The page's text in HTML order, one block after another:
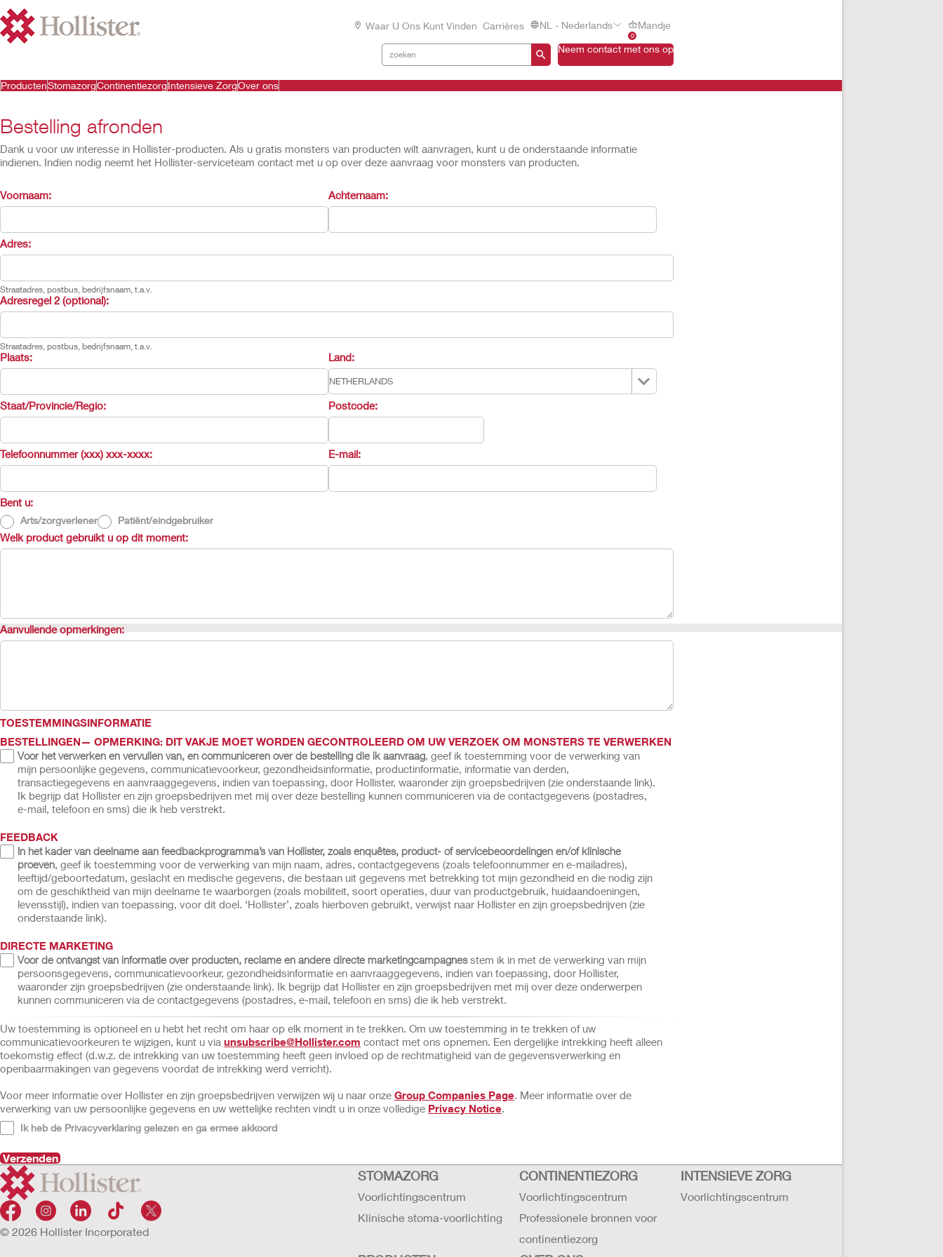
Waar U Ons Kunt Vinden Carrières NL - Nederlands
0
Mandje
Neem contact met ons op
ProductenStomazorgContinentiezorgIntensieve ZorgOver ons
Bestelling afronden
Dank u voor uw interesse in Hollister-producten. Als u gratis monsters van producten wilt aanvragen, kunt u de onderstaande informatie
indienen. Indien nodig neemt het Hollister-serviceteam contact met u op over deze aanvraag voor monsters van producten.
Voornaam: Achternaam:
Adres:
Straatadres, postbus, bedrijfsnaam, t.a.v.
Adresregel 2 (optional):
Straatadres, postbus, bedrijfsnaam, t.a.v.
Plaats: Land:
Staat/Provincie/Regio: Postcode:
Telefoonnummer (xxx) xxx-xxxx: E-mail:
Bent u:
Arts/zorgverlener Patiënt/eindgebruiker
Welk product gebruikt u op dit moment:
Aanvullende opmerkingen:
TOESTEMMINGSINFORMATIE
BESTELLINGEN— OPMERKING: DIT VAKJE MOET WORDEN GECONTROLEERD OM UW VERZOEK OM MONSTERS TE VERWERKEN
Voor het verwerken en vervullen van, en communiceren over de bestelling die ik aanvraag, geef ik toestemming voor de verwerking van
mijn persoonlijke gegevens, communicatievoorkeur, gezondheidsinformatie, productinformatie, informatie van derden,
transactiegegevens en aanvraaggegevens, indien van toepassing, door Hollister, waaronder zijn groepsbedrijven (zie onderstaande link).
Ik begrijp dat Hollister en zijn groepsbedrijven met mij over deze bestelling kunnen communiceren via de contactgegevens (postadres,
e-mail, telefoon en sms) die ik heb verstrekt.
FEEDBACK
In het kader van deelname aan feedbackprogramma’s van Hollister, zoals enquêtes, product- of servicebeoordelingen en/of klinische
proeven, geef ik toestemming voor de verwerking van mijn naam, adres, contactgegevens (zoals telefoonnummer en e-mailadres),
leeftijd/geboortedatum, geslacht en medische gegevens, die bestaan uit gegevens met betrekking tot mijn gezondheid en die nodig zijn
om de geschiktheid van mijn deelname te waarborgen (zoals mobiliteit, soort operaties, duur van productgebruik, huidaandoeningen,
levensstijl), indien van toepassing, voor dit doel. ‘Hollister’, zoals hierboven gebruikt, verwijst naar Hollister en zijn groepsbedrijven (zie
onderstaande link).
DIRECTE MARKETING
Voor de ontvangst van informatie over producten, reclame en andere directe marketingcampagnesstem ik in met de verwerking van mijn
persoonsgegevens, communicatievoorkeur, gezondheidsinformatie en aanvraaggegevens, indien van toepassing, door Hollister,
waaronder zijn groepsbedrijven (zie onderstaande link). Ik begrijp dat Hollister en zijn groepsbedrijven met mij over deze onderwerpen
kunnen communiceren via de contactgegevens (postadres, e-mail, telefoon en sms) die ik heb verstrekt.
Uw toestemming is optioneel en u hebt het recht om haar op elk moment in te trekken. Om uw toestemming in te trekken of uw
communicatievoorkeuren te wijzigen, kunt u via unsubscribe@Hollister.com contact met ons opnemen. Een dergelijke intrekking heeft alleen
toekomstig effect (d.w.z. de intrekking van uw toestemming heeft geen invloed op de rechtmatigheid van de gegevensverwerking en
openbaarmakingen van gegevens voordat de intrekking werd verricht).
Voor meer informatie over Hollister en zijn groepsbedrijven verwijzen wij u naar onze Group Companies Page. Meer informatie over de
verwerking van uw persoonlijke gegevens en uw wettelijke rechten vindt u in onze volledige Privacy Notice.
Ik heb de Privacyverklaring gelezen en ga ermee akkoord
Verzenden
© 2026 Hollister Incorporated
STOMAZORG
Voorlichtingscentrum
Klinische stoma-voorlichting
CONTINENTIEZORG
Voorlichtingscentrum
Professionele bronnen voor
continentiezorg
INTENSIEVE ZORG
Voorlichtingscentrum